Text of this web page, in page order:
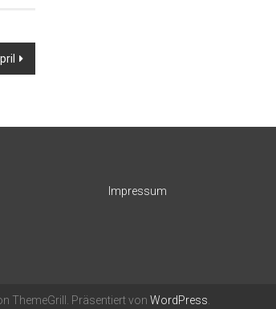
Impressum
ThemeGrill. Präsentiert von WordPress